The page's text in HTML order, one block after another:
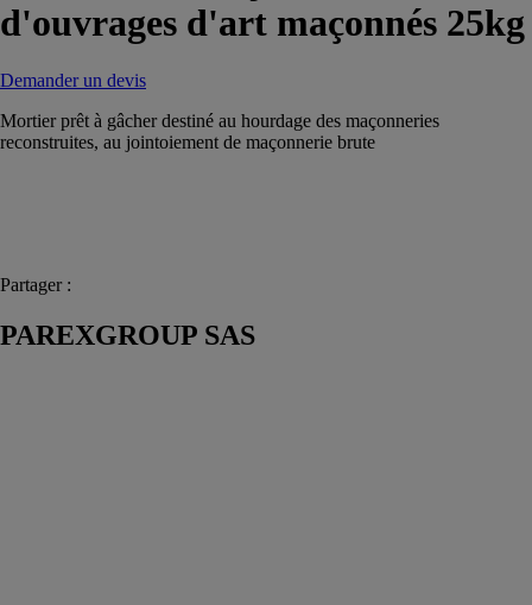
d'ouvrages d'art maçonnés 25kg
Demander un devis
Mortier prêt à gâcher destiné au hourdage des maçonneries
reconstruites, au jointoiement de maçonnerie brute
Partager :
PAREXGROUP SAS